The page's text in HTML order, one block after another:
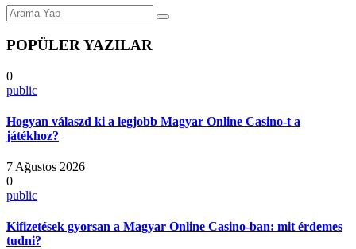
POPÜLER YAZILAR
0
public
Hogyan válaszd ki a legjobb Magyar Online Casino-t a
játékhoz?
7 Ağustos 2026
0
public
Kifizetések gyorsan a Magyar Online Casino-ban: mit érdemes
tudni?